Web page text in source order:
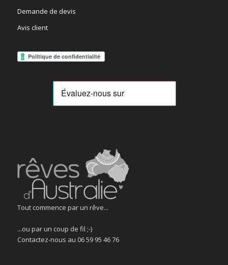
Demande de devis
Avis client
Tout commence par un rêve...
...ou par un coup de fil ;-)
Contactez-nous au 06 59 95 46 76